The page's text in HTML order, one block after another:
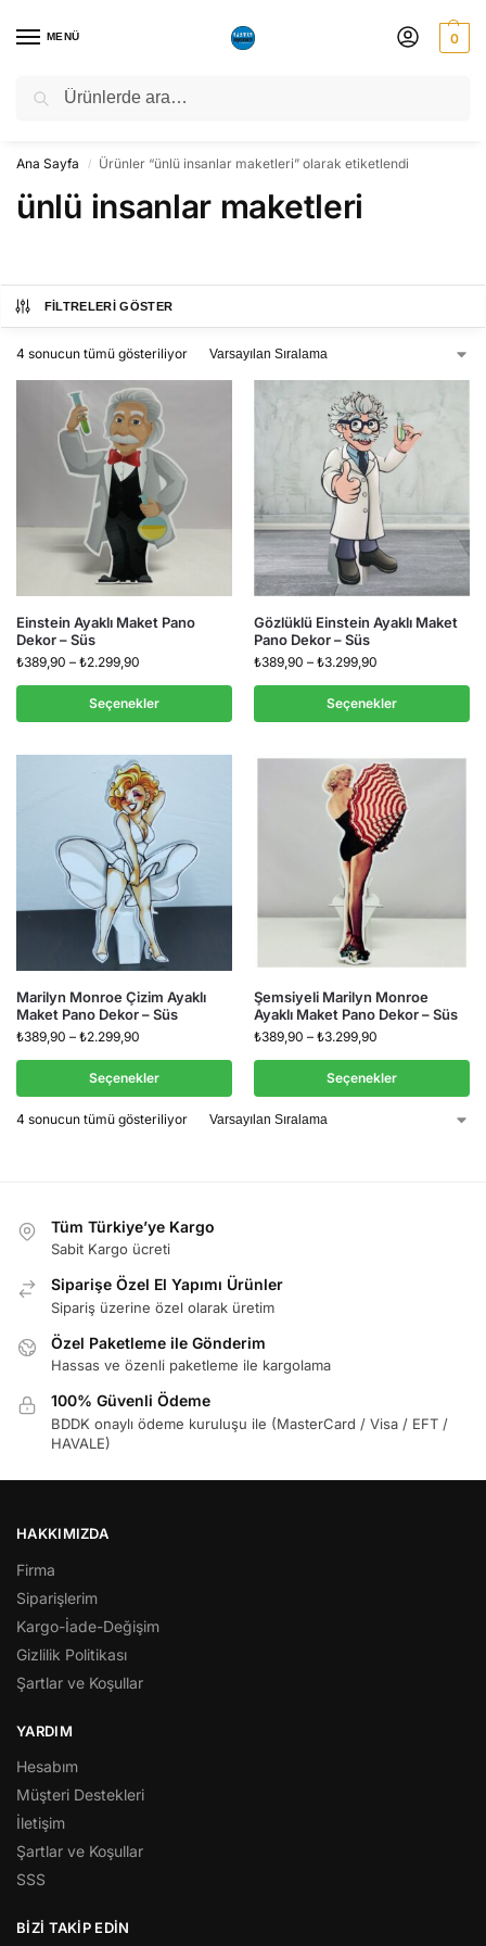
MENÜ 0
NATO ZİRVESİ NEDENİYLE 06-10 TEMMUZ TARİHLERİ ARASINDA
Ana Sayfa / Ürünler “ünlü insanlar maketleri” olarak etiketlendi
ünlü insanlar maketleri
FILTRELERI GÖSTER
4 sonucun tümü gösteriliyor
Einstein Ayaklı Maket Pano
Dekor – Süs
₺389,90 – ₺2.299,90
Seçenekler
Gözlüklü Einstein Ayaklı Maket
Pano Dekor – Süs
₺389,90 – ₺3.299,90
Seçenekler
Marilyn Monroe Çizim Ayaklı
Maket Pano Dekor – Süs
₺389,90 – ₺2.299,90
Seçenekler
Şemsiyeli Marilyn Monroe
Ayaklı Maket Pano Dekor – Süs
₺389,90 – ₺3.299,90
Seçenekler
4 sonucun tümü gösteriliyor
Tüm Türkiye’ye Kargo
Sabit Kargo ücreti
Siparişe Özel El Yapımı Ürünler
Sipariş üzerine özel olarak üretim
Özel Paketleme ile Gönderim
Hassas ve özenli paketleme ile kargolama
100% Güvenli Ödeme
BDDK onaylı ödeme kuruluşu ile (MasterCard / Visa / EFT /
HAVALE)
HAKKIMIZDA
Firma
Siparişlerim
Kargo-İade-Değişim
Gizlilik Politikası
Şartlar ve Koşullar
YARDIM
Hesabım
Müşteri Destekleri
İletişim
Şartlar ve Koşullar
SSS
BİZİ TAKİP EDİN